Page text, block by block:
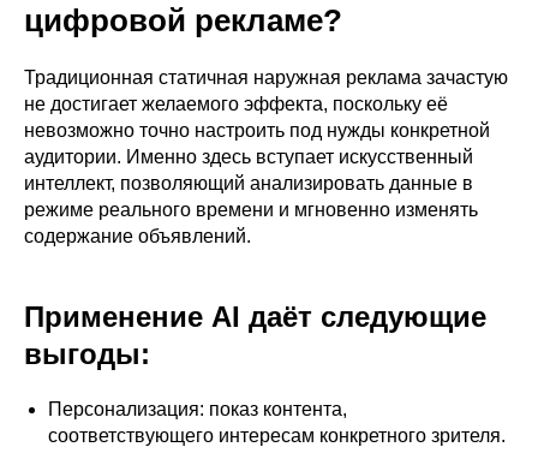
цифровой рекламе?
Традиционная статичная наружная реклама зачастую
не достигает желаемого эффекта, поскольку её
невозможно точно настроить под нужды конкретной
аудитории. Именно здесь вступает искусственный
интеллект, позволяющий анализировать данные в
режиме реального времени и мгновенно изменять
содержание объявлений.
Применение AI даёт следующие
выгоды:
Персонализация: показ контента,
соответствующего интересам конкретного зрителя.